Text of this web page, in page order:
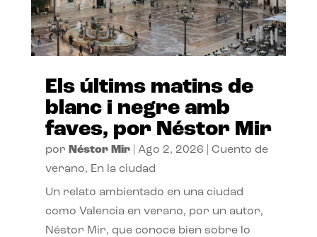
Els últims matins de
blanc i negre amb
faves, por Néstor Mir
por Néstor Mir| Ago 2, 2026
Cuento de
verano, En la ciudad
Un relato ambientado en una ciudad
como Valencia en verano, por un autor,
Néstor Mir, que conoce bien sobre lo